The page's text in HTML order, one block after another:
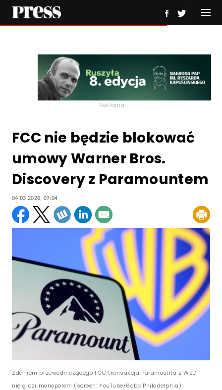
Reklama
FCC nie będzie blokować
umowy Warner Bros.
Discovery z Paramountem
04.03.2026, 07:04
Zdaniem przewodniczącego FCC transakcja Paramountu z WBD
nie grozi monopolem (screen: YouTube/6abc Philadelphia)